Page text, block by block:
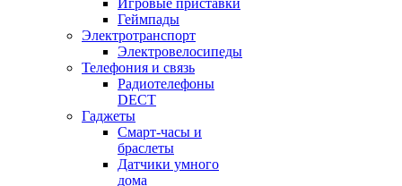
Игровые приставки
Геймпады
Электротранспорт
Электровелосипеды
Телефония и связь
Радиотелефоны
DECT
Гаджеты
Смарт-часы и
браслеты
Датчики умного
дома